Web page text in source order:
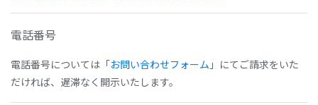
電話番号
電話番号については「お問い合わせフォーム 」にてご請求をいた
だければ、遅滞なく開示いたします。